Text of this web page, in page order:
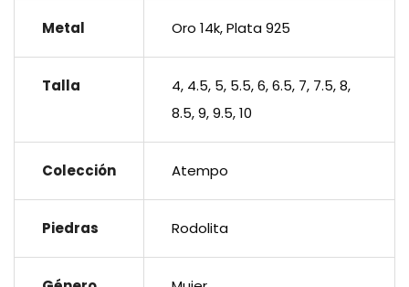
Metal Oro 14k, Plata 925
Talla
4, 4.5, 5, 5.5, 6, 6.5, 7, 7.5, 8,
8.5, 9, 9.5, 10
Colección Atempo
Piedras Rodolita